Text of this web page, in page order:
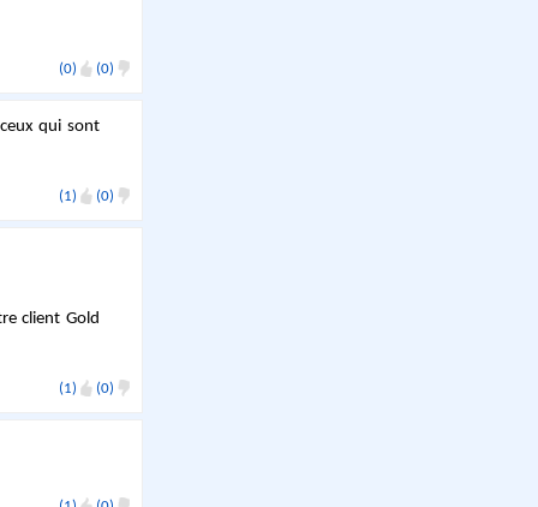
(0) (0)
qui sont
(1) (0)
client Gold
(1) (0)